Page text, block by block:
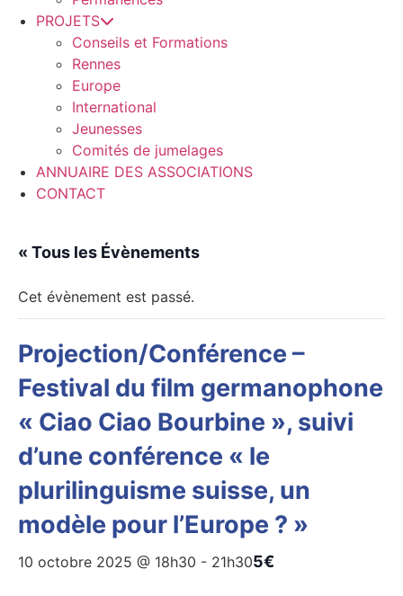
PROJETS
Conseils et Formations
Rennes
Europe
International
Jeunesses
Comités de jumelages
ANNUAIRE DES ASSOCIATIONS
CONTACT
« Tous les Évènements
Cet évènement est passé.
Projection/Conférence –
Festival du film germanophone
« Ciao Ciao Bourbine », suivi
d’une conférence « le
plurilinguisme suisse, un
modèle pour l’Europe ? »
10 octobre 2025 @ 18h30 - 21h305€